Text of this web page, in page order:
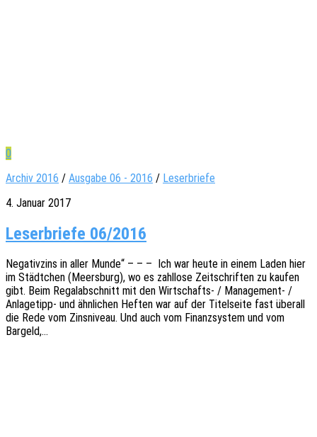
0
Archiv 2016 / Ausgabe 06 - 2016 / Leserbriefe
4. Januar 2017
Leserbriefe 06/2016
Nega­tiv­zins in aller Munde“ – – – Ich war heute in einem Laden hier
im Städt­chen (Meers­burg), wo es zahl­lo­se Zeit­schrif­ten zu kaufen
gibt. Beim Rega­lab­schnitt mit den Wirt­­schafts- / Mana­ge­­ment- /
Anla­­ge­­tipp- und ähnli­chen Heften war auf der Titel­sei­te fast über­all
die Rede vom Zins­ni­veau. Und auch vom Finanz­sys­tem und vom
Bargeld,…